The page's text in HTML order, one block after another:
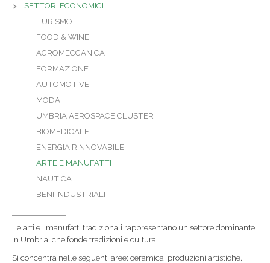
SETTORI ECONOMICI
TURISMO
FOOD & WINE
AGROMECCANICA
FORMAZIONE
AUTOMOTIVE
MODA
UMBRIA AEROSPACE CLUSTER
BIOMEDICALE
ENERGIA RINNOVABILE
ARTE E MANUFATTI
NAUTICA
BENI INDUSTRIALI
Le arti e i manufatti tradizionali rappresentano un settore dominante
in Umbria, che fonde tradizioni e cultura.
Si concentra nelle seguenti aree: ceramica, produzioni artistiche,